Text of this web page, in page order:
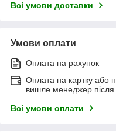
Всі умови доставки
Умови оплати
Оплата на рахунок
Оплата на картку або
вишле менеджер
Всі умови оплати